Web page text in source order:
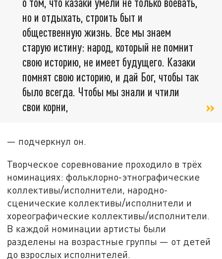
но и отдыхать, строить быт и
общественную жизнь. Все мы знаем
старую истину: народ, который не помнит
свою историю, не имеет будущего. Казаки
помнят свою историю, и дай Бог, чтобы так
было всегда. Чтобы мы знали и чтили
свои корни,
— подчеркнул он.
Творческое соревнование проходило в трёх
номинациях: фольклорно-этнографические
коллективы/исполнители, народно-
сценические коллективы/исполнители и
хореографические коллективы/исполнители.
В каждой номинации артисты были
разделены на возрастные группы — от детей
до взрослых исполнителей.